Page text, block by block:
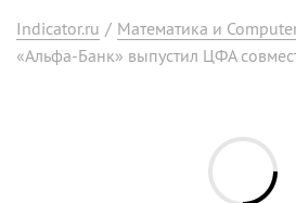
Indicator.ru / Математика и
«Альфа-Банк» выпустил ЦФА